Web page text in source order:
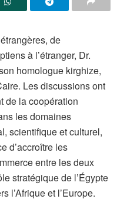
de
à l’étranger, Dr.
homologue kirghize,
Les discussions ont
de la coopération
les domaines
scientifique et culturel,
d’accroître les
entre les deux
stratégique de l’Égypte
l’Afrique et l’Europe.